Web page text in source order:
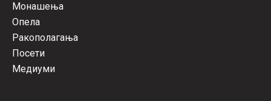
Монашења
Опела
Ракополагања
Посети
Медиуми